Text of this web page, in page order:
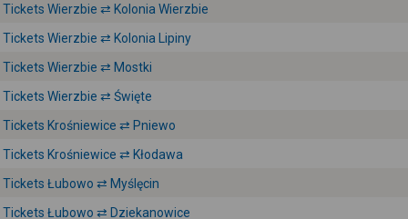
Tickets Wierzbie ⇄ Kolonia Wierzbie
Tickets Wierzbie ⇄ Kolonia Lipiny
Tickets Wierzbie ⇄ Mostki
Tickets Wierzbie ⇄ Święte
Tickets Krośniewice ⇄ Pniewo
Tickets Krośniewice ⇄ Kłodawa
Tickets Łubowo ⇄ Myślęcin
Tickets Łubowo ⇄ Dziekanowice